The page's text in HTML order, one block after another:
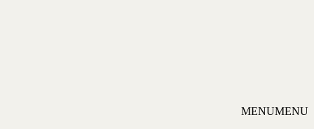
MENUMENU